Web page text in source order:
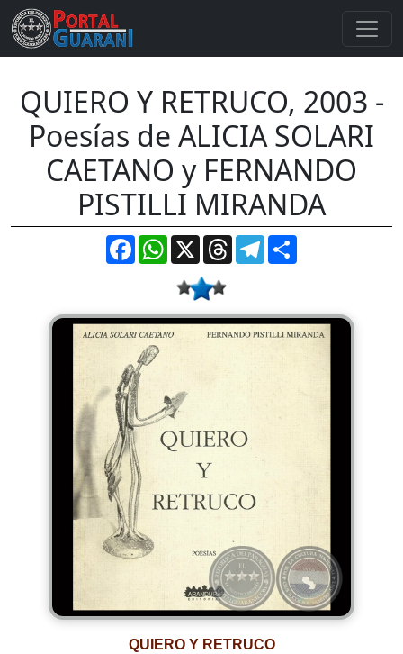
QUIERO Y RETRUCO, 2003 -
Poesías de ALICIA SOLARI
CAETANO y FERNANDO
PISTILLI MIRANDA
FacebookWhatsApp
X ThreadsTelegram
QUIERO Y RETRUCO